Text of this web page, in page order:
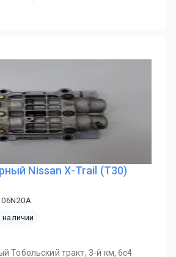
Nissan X-Trail (T30)
наличии
Тобольский тракт, 3-й км, 6с4